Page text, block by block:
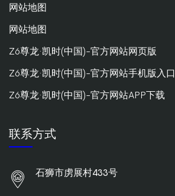
网站地图
网站地图
Z6尊龙·凯时(中国)-官方网站网页版
Z6尊龙·凯时(中国)-官方网站手机版入口
Z6尊龙·凯时(中国)-官方网站APP下载
联系方式
石狮市虏展村433号